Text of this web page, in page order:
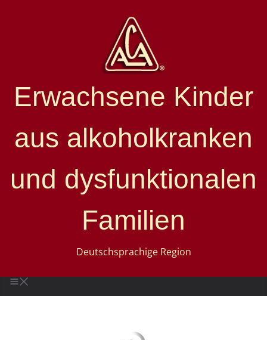
Erwachsene Kinder
aus alkoholkranken
und dysfunktionalen
Familien
Deutschsprachige Region